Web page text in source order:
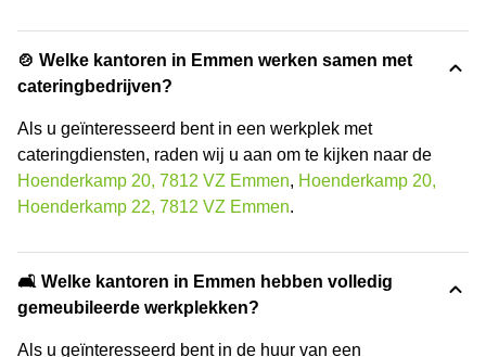
🍲 Welke kantoren in Emmen werken samen met
cateringbedrijven?
Als u geïnteresseerd bent in een werkplek met
cateringdiensten, raden wij u aan om te kijken naar de
Hoenderkamp 20, 7812 VZ Emmen, Hoenderkamp 20,
Hoenderkamp 22, 7812 VZ Emmen.
🛋️ Welke kantoren in Emmen hebben volledig
gemeubileerde werkplekken?
Als u geïnteresseerd bent in de huur van een